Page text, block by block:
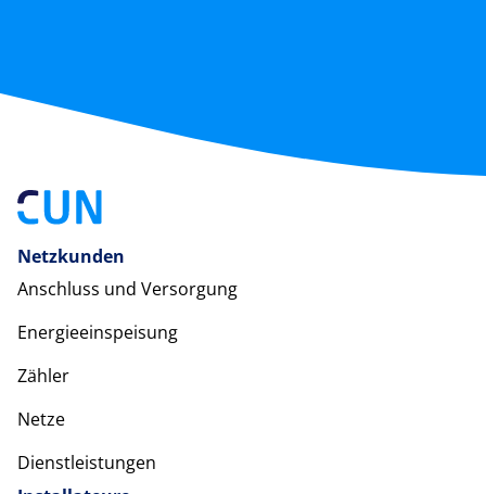
Netzkunden
Anschluss und Versorgung
Energieeinspeisung
Zähler
Netze
Dienstleistungen